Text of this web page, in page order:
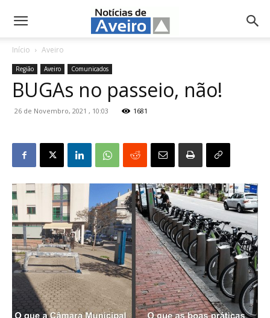
NotíciasdeAveiro.pt
Início Aveiro
Região Aveiro Comunicados
BUGAs no passeio, não!
26 de Novembro, 2021 , 10:03 1681